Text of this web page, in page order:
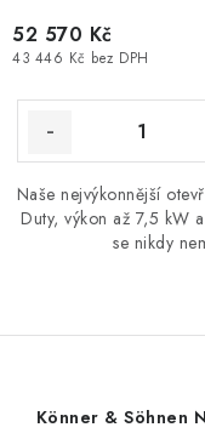
43 446 Kč bez DPH
52 570 Kč
Naše nejvýkonnější
Duty, výkon až 7,5 kW
se nikdy
Könner & Söhnen